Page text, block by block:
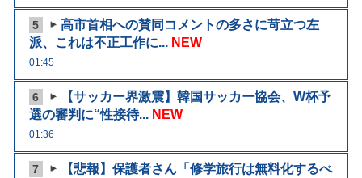
5
高市首相への賛同コメントの多さに苛立つ左
派、これは不正工作に... NEW
01:45
6
【サッカー界激震】韓国サッカー協会、W杯予
選の審判に“性接待... NEW
01:36
7
【悲報】保護者さん「修学旅行は無料化するべ